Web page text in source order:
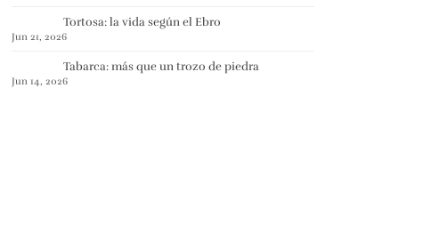
Tortosa: la vida según el Ebro
Jun 21, 2026
Tabarca: más que un trozo de piedra
Jun 14, 2026